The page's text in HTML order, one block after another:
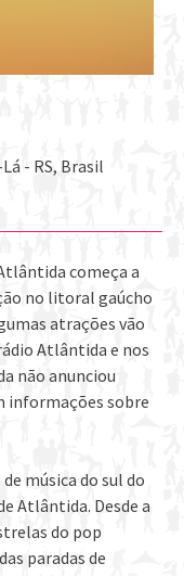
- RS, Brasil
começa a
no litoral gaúcho
atrações vão
Atlântida e nos
não anunciou
informações sobre
música do sul do
Atlântida. Desde a
do pop
paradas de